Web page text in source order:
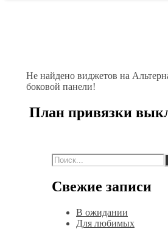
Не найдено виджетов на
боковой панели!
План привязки
Свежие записи
В ожидании
Для любимых